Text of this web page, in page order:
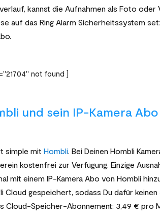
kannst die Aufnahmen als Foto oder
auf das Ring Alarm Sicherheitssystem
not found ]
und sein IP-Kamera Abo
simple mit Hombli . Bei Deinen Hombli
kostenfrei zur Verfügung. Einzige
mit einem IP-Kamera Abo von Hombli
Cloud gespeichert, sodass Du dafür
Cloud-Speicher-Abonnement: 3,49 € pro